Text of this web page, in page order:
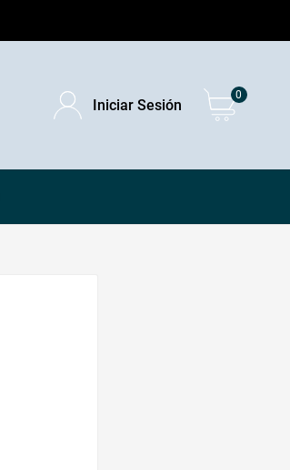
Iniciar Sesión
0